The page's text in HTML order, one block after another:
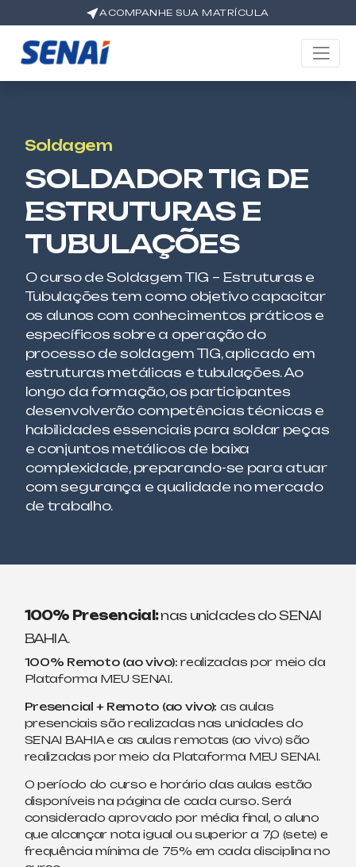
ACOMPANHE SUA MATRÍCULA
Soldagem
SOLDADOR TIG DE
ESTRUTURAS E
TUBULAÇÕES
O curso de Soldagem TIG – Estruturas e
Tubulações tem como objetivo capacitar
os alunos com conhecimentos práticos e
específicos sobre a operação do
processo de soldagem TIG, aplicado em
estruturas metálicas e tubulações. Ao
longo da formação, os participantes
desenvolverão competências técnicas e
habilidades essenciais para soldar peças
e conjuntos metálicos de baixa
complexidade, preparando-se para atuar
com segurança e qualidade no mercado
de trabalho.
100% Presencial:nas unidades do SENAI
BAHIA.
100% Remoto (ao vivo):realizadas por meio da
Plataforma MEU SENAI.
Presencial + Remoto (ao vivo): as aulas
presenciais são realizadas nas unidades do
SENAI BAHIA e as aulas remotas (ao vivo) são
realizadas por meio da Plataforma MEU SENAI.
O período do curso e horário das aulas estão
disponíveis na página de cada curso. Será
considerado aprovado por média final, o aluno
que alcançar nota igual ou superior a 7,0 (sete) e
frequência mínima de 75% em cada disciplina no